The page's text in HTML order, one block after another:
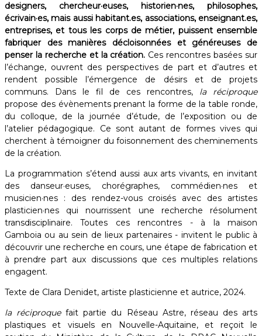
designers, chercheur·euses, historien·nes, philosophes,
écrivain·es, mais aussi habitant.es, associations, enseignant.es,
entreprises, et tous les corps de métier, puissent ensemble
fabriquer des manières décloisonnées et généreuses de
penser la recherche et la création. Ces rencontres basées sur
l’échange, ouvrent des perspectives de part et d’autres et
rendent possible l’émergence de désirs et de projets
communs. Dans le fil de ces rencontres, la réciproque
propose des évènements prenant la forme de la table ronde,
du colloque, de la journée d’étude, de l’exposition ou de
l’atelier pédagogique. Ce sont autant de formes vives qui
cherchent à témoigner du foisonnement des cheminements
de la création.
La programmation s’étend aussi aux arts vivants, en invitant
des danseur·euses, chorégraphes, commédien·nes et
musicien·nes : des rendez-vous croisés avec des artistes
plasticien·nes qui nourrissent une recherche résolument
transdisciplinaire. Toutes ces rencontres - à la maison
Gamboia ou au sein de lieux partenaires - invitent le public à
découvrir une recherche en cours, une étape de fabrication et
à prendre part aux discussions que ces multiples relations
engagent. ​
Texte de Clara Denidet, artiste plasticienne et autrice, 2024.
la réciproquefait partie du Réseau Astre, réseau des arts
plastiques et visuels en Nouvelle-Aquitaine, et reçoit le